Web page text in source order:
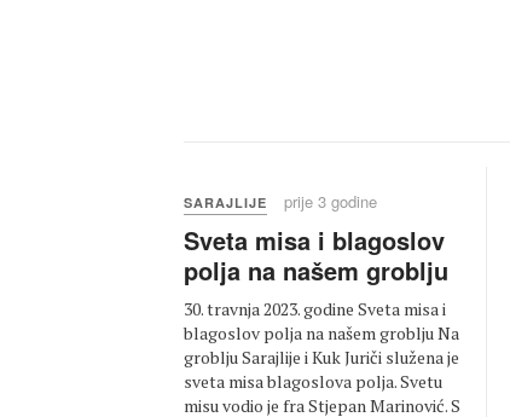
SARAJLIJE prije 3 godine
Sveta misa i blagoslov
polja na našem groblju
30. travnja 2023. godine Sveta misa i
blagoslov polja na našem groblju Na
groblju Sarajlije i Kuk Juriči služena je
sveta misa blagoslova polja. Svetu
misu vodio je fra Stjepan Marinović. S